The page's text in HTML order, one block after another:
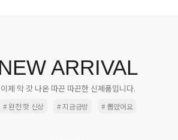
ARRIVAL
이제 막 갓 나온 따끈 따끈한 신제품입니다.
# 완전 핫 신상 # 지금금방 # 뽑았어요